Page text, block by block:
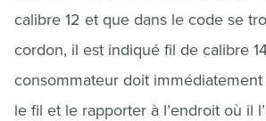
calibre 12 et que dans le code se
cordon, il est indiqué fil de calibre
consommateur doit immédiatement
le fil et le rapporter à l’endroit où il